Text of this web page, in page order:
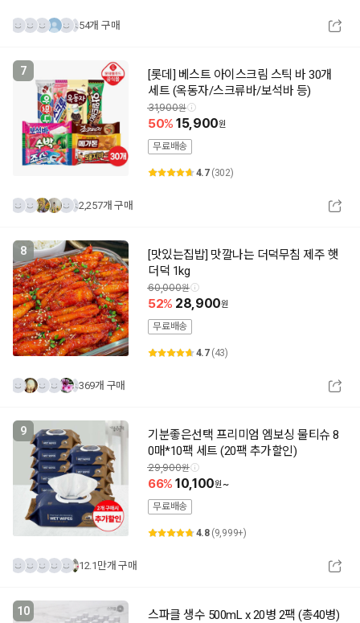
54개 구매
7
[롯데] 베스트 아이스크림 스틱 바 30개
세트 (옥동자/스크류바/보석바 등)
31,900
50 15,900
무료배송
4.7 (302)
2,257개 구매
8
[맛있는집밥] 맛깔나는 더덕무침 제주 햇
더덕 1kg
60,000
52 28,900
무료배송
4.7 (43)
369개 구매
9
기분좋은선택 프리미엄 엠보싱 물티슈 8
0매*10팩 세트 (20팩 추가할인)
29,900
66 10,100
~
무료배송
4.8 (9,999+)
12.1만개 구매
10 스파클 생수 500mL x 20병 2팩 (총40병)